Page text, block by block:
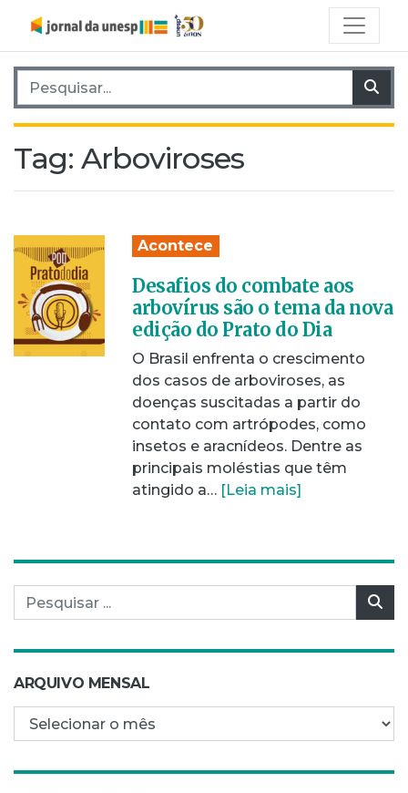
Pesquisar por:
Tag: Arboviroses
Acontece
Desafios do combate aos
arbovírus são o tema da nova
edição do Prato do Dia
O Brasil enfrenta o crescimento
dos casos de arboviroses, as
doenças suscitadas a partir do
contato com artrópodes, como
insetos e aracnídeos. Dentre as
principais moléstias que têm
atingido a… [Leia mais]
Pesquisar por:
ARQUIVO MENSAL
Arquivo mensal